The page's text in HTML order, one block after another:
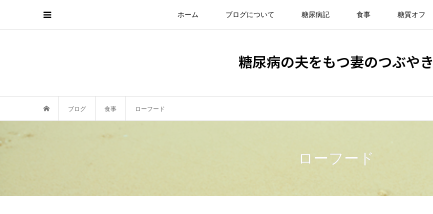
ホーム ブログについて 糖尿病記 食事 糖質オフ
糖尿病の夫をもつ妻のつぶやき
ブログ 食事 ローフード
ローフード